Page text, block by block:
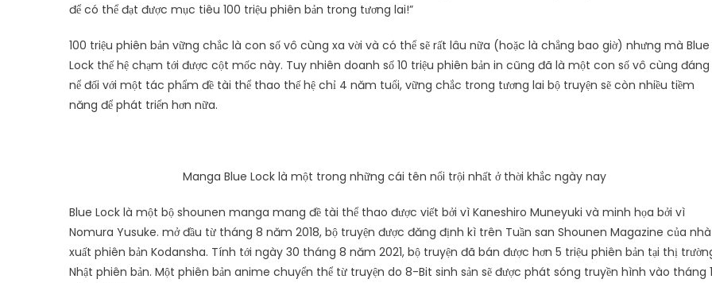
để có thể đạt được mục tiêu 100 triệu phiên bản trong tương lai!”
100 triệu phiên bản vững chắc là con số vô cùng xa vời và có thể sẽ rất lâu nữa (hoặc là chẳng bao giờ) nhưng mà Blue
Lock thế hệ chạm tới được cột mốc này. Tuy nhiên doanh số 10 triệu phiên bản in cũng đã là một con số vô cùng đáng
nể đối với một tác phẩm đề tài thể thao thế hệ chỉ 4 năm tuổi, vững chắc trong tương lai bộ truyện sẽ còn nhiều tiềm
năng để phát triển hơn nữa.
Manga Blue Lock là một trong những cái tên nổi trội nhất ở thời khắc ngày nay
Blue Lock là một bộ shounen manga mang đề tài thể thao được viết bởi vì Kaneshiro Muneyuki và minh họa bởi vì
Nomura Yusuke. mở đầu từ tháng 8 năm 2018, bộ truyện được đăng định kì trên Tuần san Shounen Magazine của nhà
xuất phiên bản Kodansha. Tính tới ngày 30 tháng 8 năm 2021, bộ truyện đã bán được hơn 5 triệu phiên bản tại thị
Nhật phiên bản. Một phiên bản anime chuyển thể từ truyện do 8-Bit sinh sản sẽ được phát sóng truyền hình vào tháng